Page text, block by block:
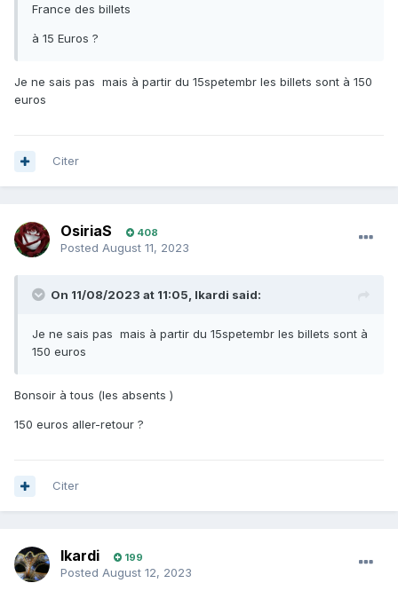
France des billets
à 15 Euros ?
Je ne sais pas mais à partir du 15spetembr les billets sont à 150
euros
Citer
OsiriaS 408
Posted August 11, 2023
On 11/08/2023 at 11:05, Ikardi said:
Je ne sais pas mais à partir du 15spetembr les billets sont à
150 euros
Bonsoir à tous (les absents )
150 euros aller-retour ?
Citer
Ikardi 199
Posted August 12, 2023